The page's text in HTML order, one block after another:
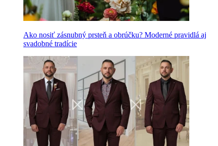
Ako nosiť zásnubný prsteň a obrúčku? Moderné pravidlá aj
svadobné tradície